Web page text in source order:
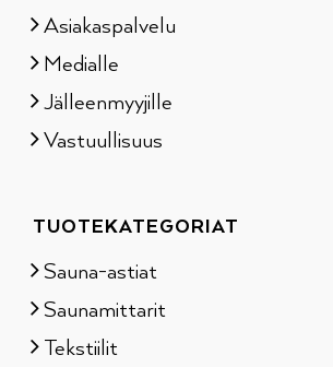
Asiakaspalvelu
Medialle
Jälleenmyyjille
Vastuullisuus
TUOTEKATEGORIAT
Sauna-astiat
Saunamittarit
Tekstiilit